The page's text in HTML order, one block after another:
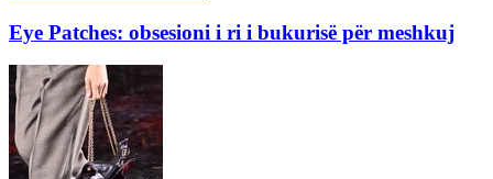
Eye Patches: obsesioni i ri i bukurisë për meshkuj